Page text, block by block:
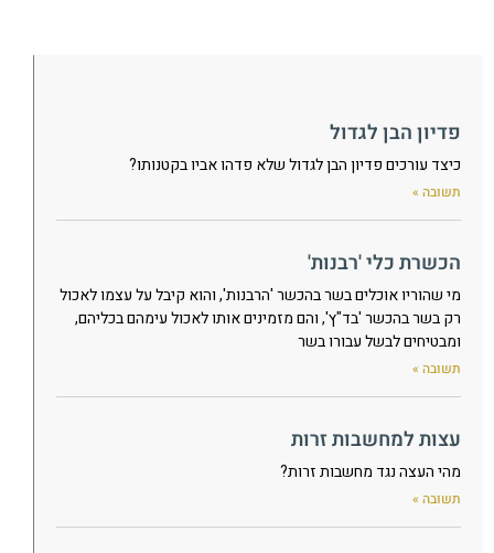
פדיון הבן לגדול
כיצד עורכים פדיון הבן לגדול שלא פדהו אביו בקטנותו?
תשובה »
הכשרת כלי 'רבנות'
מי שהוריו אוכלים בשר בהכשר 'הרבנות', והוא קיבל על עצמו לאכול
רק בשר בהכשר 'בד"ץ', והם מזמינים אותו לאכול עימהם בכליהם,
ומבטיחים לבשל עבורו בשר
תשובה »
עצות למחשבות זרות
מהי העצה נגד מחשבות זרות?
תשובה »